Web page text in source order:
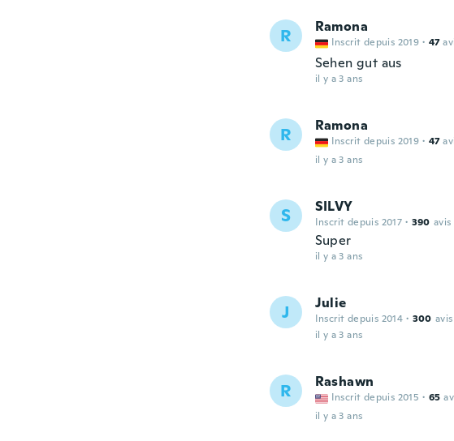
R Ramona
Inscrit depuis 2019 · 47
Sehen gut aus
il y a 3 ans
R Ramona
Inscrit depuis 2019 · 47
il y a 3 ans
S SILVY
Inscrit depuis 2017 · 390 avis
Super
il y a 3 ans
J Julie
Inscrit depuis 2014 · 300 avis
il y a 3 ans
R Rashawn
Inscrit depuis 2015 · 65
il y a 3 ans